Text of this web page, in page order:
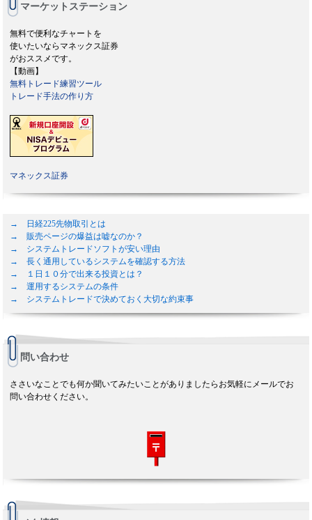
マーケットステーション
無料で便利なチャートを
使いたいならマネックス証券
がおススメです。
【動画】
無料トレード練習ツール
トレード手法の作り方
マネックス証券
→ 日経225先物取引とは
→ 販売ページの爆益は嘘なのか？
→ システムトレードソフトが安い理由
→ 長く通用しているシステムを確認する方法
→ １日１０分で出来る投資とは？
→ 運用するシステムの条件
→ システムトレードで決めておく大切な約束事
問い合わせ
ささいなことでも何か聞いてみたいことがありましたらお気軽にメールでお
問い合わせください。